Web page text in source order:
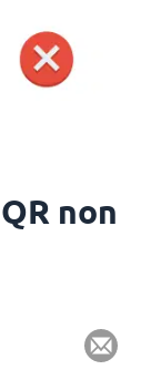
non